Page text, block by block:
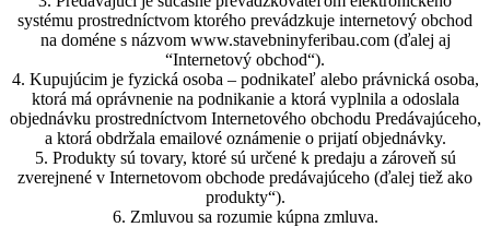
systému prostredníctvom ktorého prevádzkuje internetový obchod
na doméne s názvom www.stavebninyferibau.com (ďalej aj
“Internetový obchod“).
4. Kupujúcim je fyzická osoba – podnikateľ alebo právnická osoba,
ktorá má oprávnenie na podnikanie a ktorá vyplnila a odoslala
objednávku prostredníctvom Internetového obchodu Predávajúceho,
a ktorá obdržala emailové oznámenie o prijatí objednávky.
5. Produkty sú tovary, ktoré sú určené k predaju a zároveň sú
zverejnené v Internetovom obchode predávajúceho (ďalej tiež ako
produkty“).
6. Zmluvou sa rozumie kúpna zmluva.